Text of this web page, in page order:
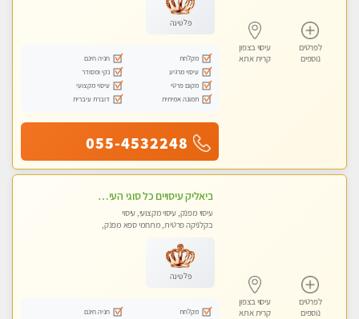
לפרטים
נוספים
עיסוי בצפון
קרית אתא
פלטינה
מקלחת
חניה חינם
עיסוי מרגיע
נקי ומסודר
מקום פרטי
עיסוי מקצועי
תמונה אמיתית
דוברת עיברית
055-4532248
לפרטים
נוספים
עיסוי בצפון
קרית אתא
ביאליק עיסויים כל סוגי העיסויים מעסה מקצועית ואיכותית פרטי!!!מומלץ לחלוטין!!
עיסוי מפנק, עיסוי מקצועי, עיסוי
בקלניקה פרטית, מתחמי ספא מפנק,
פלטינה
מקלחת
חניה חינם